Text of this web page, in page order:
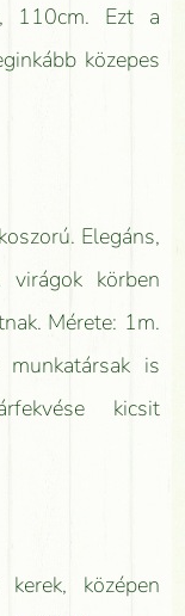
110cm. Ezt a
közepes
Elegáns,
virágok körben
Mérete: 1m.
is
kicsit
középen